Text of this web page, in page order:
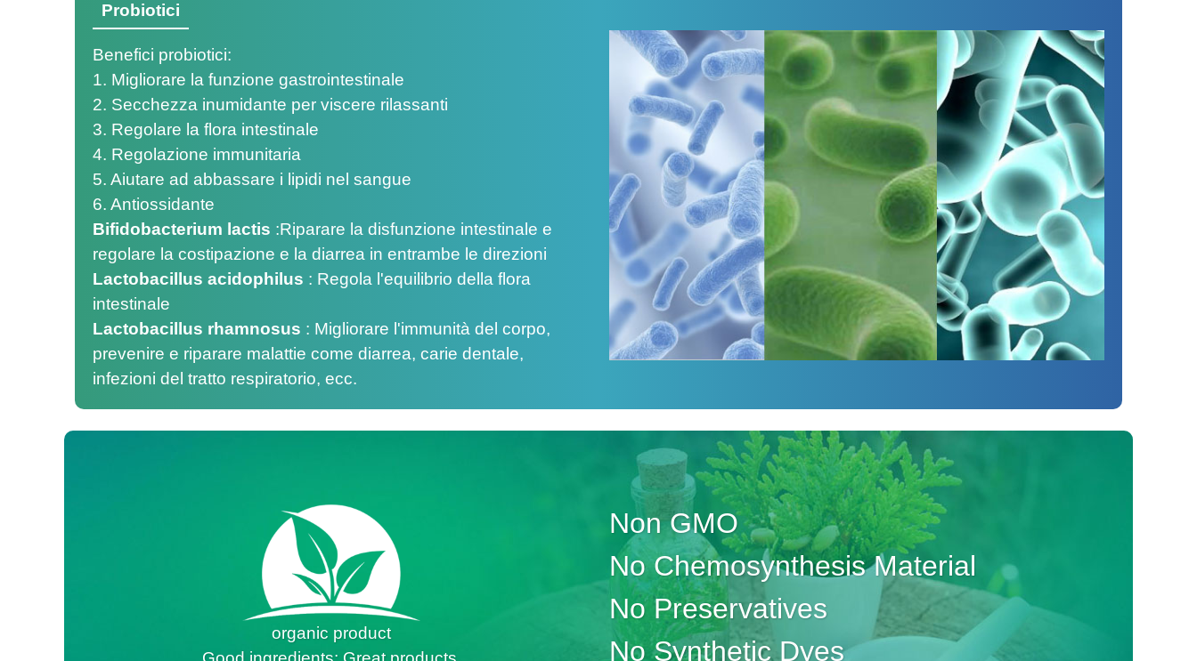
Probiotici
Benefici probiotici:
1. Migliorare la funzione gastrointestinale
2. Secchezza inumidante per viscere rilassanti
3. Regolare la flora intestinale
4. Regolazione immunitaria
5. Aiutare ad abbassare i lipidi nel sangue
6. Antiossidante
Bifidobacterium lactis :Riparare la disfunzione intestinale e
regolare la costipazione e la diarrea in entrambe le direzioni
Lactobacillus acidophilus : Regola l'equilibrio della flora
intestinale
Lactobacillus rhamnosus : Migliorare l'immunità del corpo,
prevenire e riparare malattie come diarrea, carie dentale,
infezioni del tratto respiratorio, ecc.
organic product
Non GMO
No Chemosynthesis Material
No Preservatives
No Synthetic Dyes